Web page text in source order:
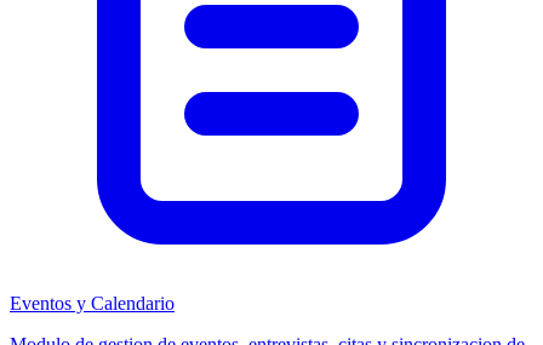
Eventos y Calendario